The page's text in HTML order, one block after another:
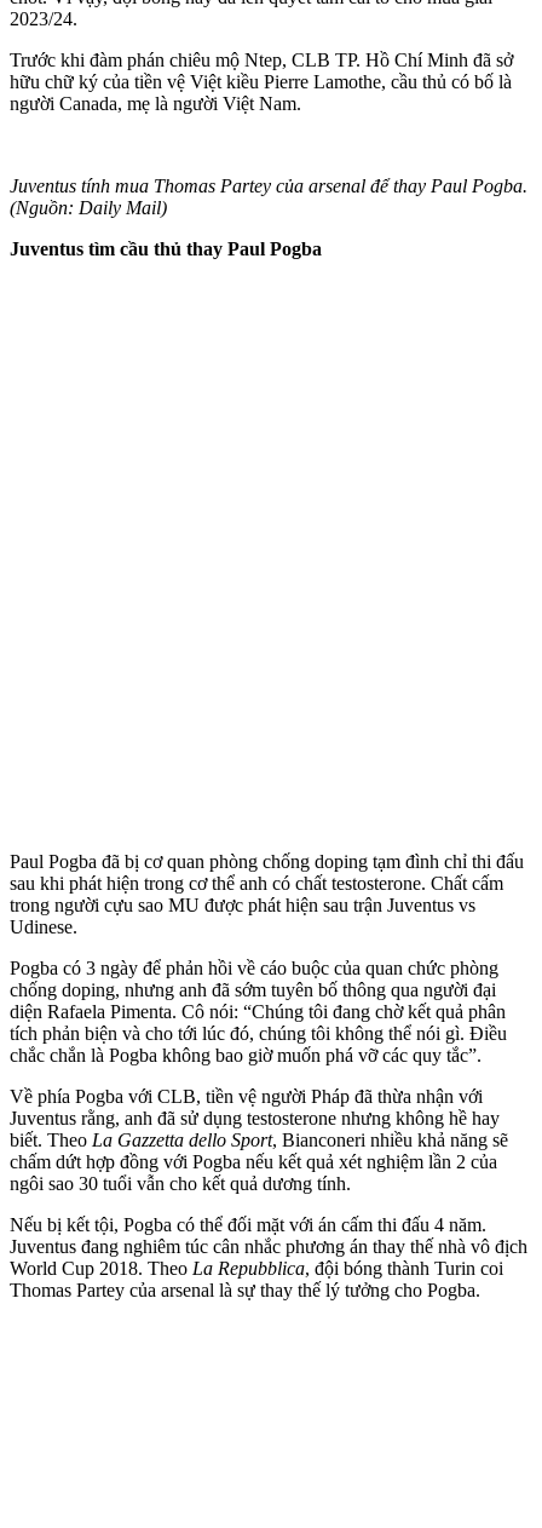
2023/24.
Trước khi đàm phán chiêu mộ Ntep, CLB TP. Hồ Chí Minh đã sở
hữu chữ ký của tiền vệ Việt kiều Pierre Lamothe, cầu thủ có bố là
người Canada, mẹ là người Việt Nam.
Juventus tính mua Thomas Partey của ars‌enal để thay Paul Pogba.
(Nguồn: Daily Mail)
Juventus tìm cầu thủ thay Paul Pogba
Paul Pogba đã bị cơ quan phòng chống doping tạm đình chỉ thi đấu
sau khi phát hiện trong c‌ơ th‌ể anh có chất testosterone. Chất cấm
trong người cựu sao MU được phát hiện sau trận Juventus vs
Udinese.
Pogba có 3 ngày để phản hồi về cáo buộc của quan chức phòng
chống doping, nhưng anh đã sớm tuyên bố thông qua người đại
diện Rafaela Pimenta. Cô nói: “Chúng tôi đang chờ kết quả phân
tích phản biện và cho tới lúc đó, chúng tôi không thể nói gì. Điều
chắc chắn là Pogba không bao giờ muốn phá vỡ các quy tắc”.
Về phía Pogba với CLB, tiền vệ người Pháp đã thừa nhận với
Juventus rằng, anh đã sử dụng testosterone nhưng không hề hay
biết. Theo La Gazzetta dello Sport, Bianconeri nhiều khả năng sẽ
chấm dứt hợp đồng với Pogba nếu kết quả xét nghiệm lần 2 của
ngôi sao 30 tuổi vẫn cho kết quả dương tính.
Nếu bị kết tội, Pogba có thể đối mặt với án cấm thi đấu 4 năm.
Juventus đang nghiêm túc cân nhắc phương án thay thế nhà vô địch
World Cup 2018. Theo La Repubblica, đội bóng thành Turin coi
Thomas Partey của ars‌enal là sự thay thế lý tưởng cho Pogba.